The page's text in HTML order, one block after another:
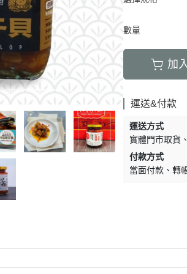
數量
加
運送&付款
運送方式
實體門市取貨
付款方式
當面付款
轉